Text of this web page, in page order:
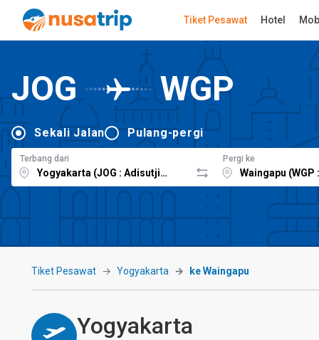
Tiket Pesawat Hotel
JOG WGP
Sekali Jalan Pulang-pergi
Terbang dari Pergi ke
Tiket Pesawat Yogyakarta ke Waingapu
Yogyakarta